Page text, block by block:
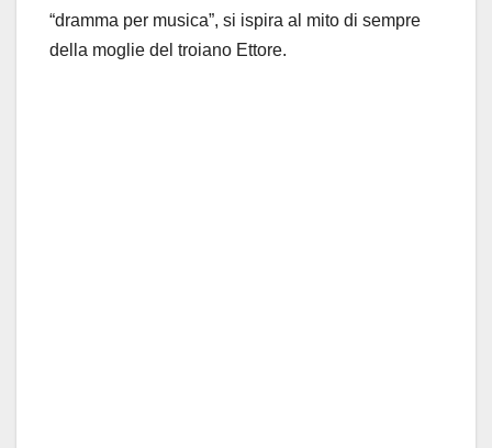
“dramma per musica”, si ispira al mito di sempre
della moglie del troiano Ettore.